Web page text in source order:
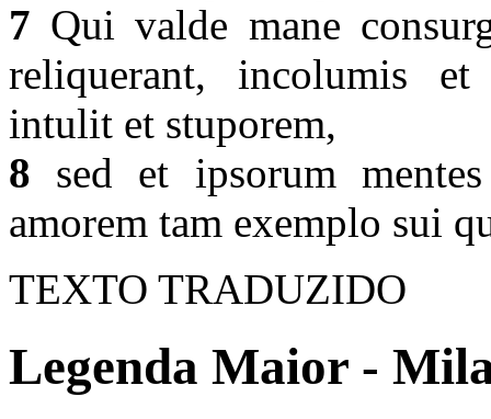
7 Qui valde mane
reliquerant, incolumis et
intulit et stuporem,
8 sed et ipsorum
amorem tam exemplo sui
TEXTO TRADUZIDO
Legenda Maior -